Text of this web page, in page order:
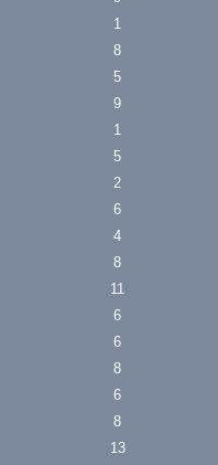
1
8
5
9
1
5
2
6
4
8
11
6
6
8
6
8
13